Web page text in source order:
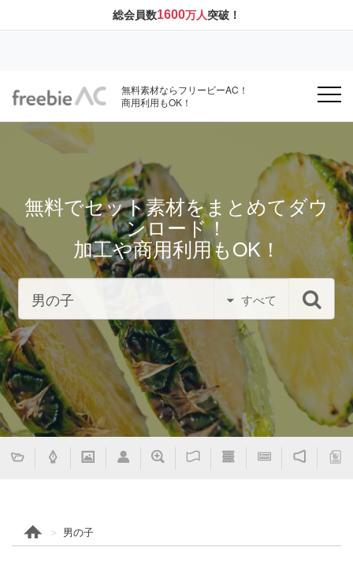
総会員数1600万人突破！
無料素材ならフリービーAC！
商用利用もOK！
無料でセット素材をまとめてダウ
ンロード！
加工や商用利用もOK！
すべて
男の子